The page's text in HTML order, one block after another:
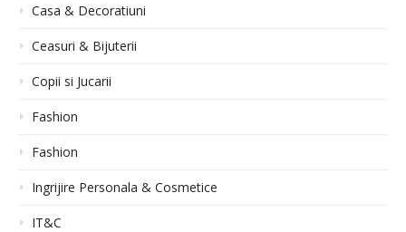
Casa & Decoratiuni
Ceasuri & Bijuterii
Copii si Jucarii
Fashion
Fashion
Ingrijire Personala & Cosmetice
IT&C